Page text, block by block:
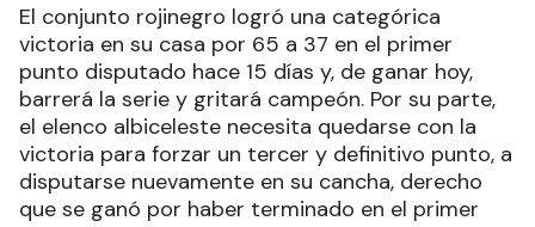
El conjunto rojinegro logró una categórica
victoria en su casa por 65 a 37 en el primer
punto disputado hace 15 días y, de ganar hoy,
barrerá la serie y gritará campeón. Por su parte,
el elenco albiceleste necesita quedarse con la
victoria para forzar un tercer y definitivo punto, a
disputarse nuevamente en su cancha, derecho
que se ganó por haber terminado en el primer